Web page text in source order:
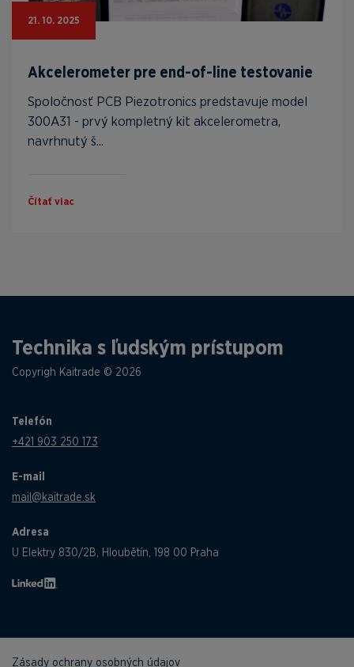
21. 10. 2025
Akcelerometer pre end-of-line testovanie
Spoločnosť PCB Piezotronics predstavuje model
300A31 - prvý kompletný kit akcelerometra,
navrhnutý š...
Čítať viac
Technika s ľudským prístupom
Copyrigh Kaitrade © 2026
Telefón
+421 903 250 173
E-mail
mail@kaitrade.sk
Adresa
U Elektry 830/2B, Hloubětín, 198 00 Praha
Zásady ochrany osobných údajov